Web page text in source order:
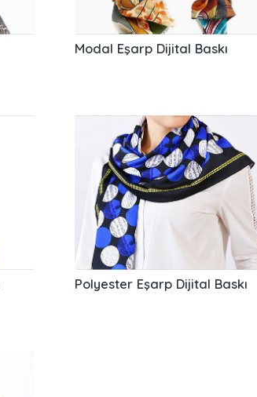
Modal Eşarp Dijital Baskı
Polyester Eşarp Dijital Baskı